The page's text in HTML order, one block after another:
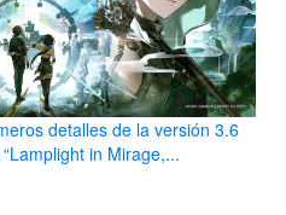
detalles de la versión 3.6
in Mirage,...